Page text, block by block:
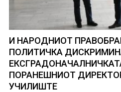
И НАРОДНИОТ
ПОЛИТИЧКА
ПОРАНЕШНИОТ
УЧИЛИШТЕ